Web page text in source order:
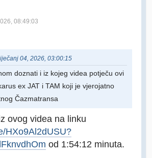
08:49:03
04, 2026, 03:00:15
doznati i iz kojeg videa potječu ovi
ex JAT i TAM koji je vjerojatno
Čazmatransa
ovog videa na linku
HXo9Al2dUSU?
od 1:54:12 minuta.